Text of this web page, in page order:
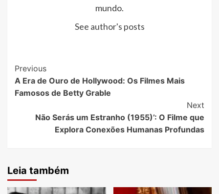
mundo.
See author's posts
Post
Navigation
Previous
A Era de Ouro de Hollywood: Os Filmes Mais
Famosos de Betty Grable
Next
Não Serás um Estranho (1955)’: O Filme que
Explora Conexões Humanas Profundas
Leia também